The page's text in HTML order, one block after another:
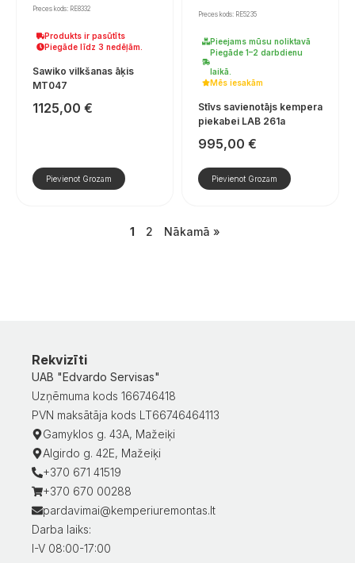
Preces kods: RE8332
Produkts ir pasūtīts
Piegāde līdz 3 nedēļām.
Sawiko vilkšanas āķis
MT047
1125,00 €
Pievienot Grozam
Preces kods: RE5235
Pieejams mūsu noliktavā
Piegāde 1–2 darbdienu
laikā.
Mēs iesakām
Stīvs savienotājs kempera
piekabei LAB 261a
995,00 €
Pievienot Grozam
1 2 Nākamā »
Rekvizīti
UAB "Edvardo Servisas"
Uzņēmuma kods 166746418
PVN maksātāja kods LT66746464113
Gamyklos g. 43A, Mažeiķi
Algirdo g. 42E, Mažeiķi
+370 671 41519
+370 670 00288
pardavimai@kemperiuremontas.lt
Darba laiks:
I-V 08:00-17:00